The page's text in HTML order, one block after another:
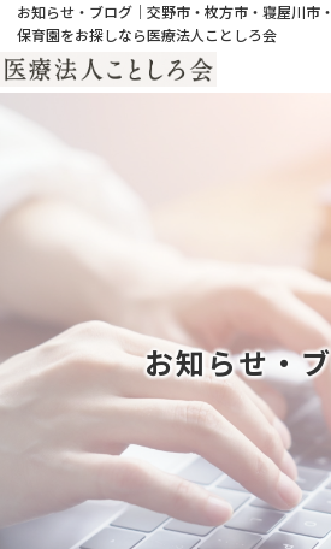
お知らせ・ブログ｜交野市・枚方市・寝屋川市
保育園をお探しなら医療法人ことしろ会
お知らせ・